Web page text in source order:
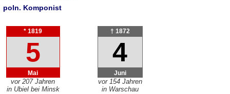
poln. Komponist
* 1819
5
Mai
vor 207 Jahren
in Ubiel bei Minsk
† 1872
4
Juni
vor 154 Jahren
in Warschau